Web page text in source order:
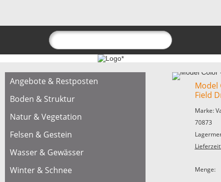
Angebote & Restposten
Boden & Struktur
Natur & Vegetation
Felsen & Gestein
Wasser & Gewässer
Winter & Schnee
Model
Field
Marke:
70873
Menge: